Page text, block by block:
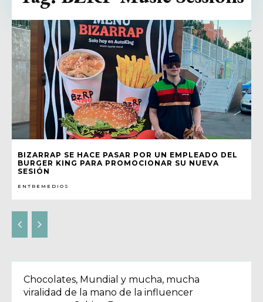
BIZARRAP SE HACE PASAR POR UN EMPLEADO DEL
BURGER KING PARA PROMOCIONAR SU NUEVA
SESIÓN
ENTREMEDIOS
Chocolates, Mundial y mucha, mucha
viralidad de la mano de la influencer